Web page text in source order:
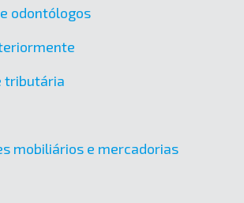
odontólogos
tributária
mobiliários e mercadorias